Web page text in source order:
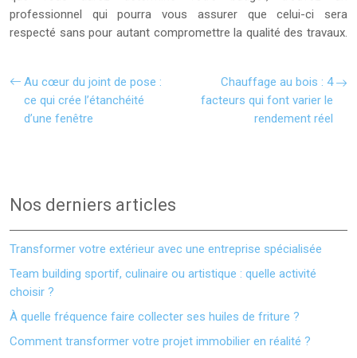
professionnel qui pourra vous assurer que celui-ci sera
respecté sans pour autant compromettre la qualité des travaux.
Au cœur du joint de pose :
ce qui crée l’étanchéité
d’une fenêtre
Chauffage au bois : 4
facteurs qui font varier le
rendement réel
Nos derniers articles
Transformer votre extérieur avec une entreprise spécialisée
Team building sportif, culinaire ou artistique : quelle activité
choisir ?
À quelle fréquence faire collecter ses huiles de friture ?
Comment transformer votre projet immobilier en réalité ?